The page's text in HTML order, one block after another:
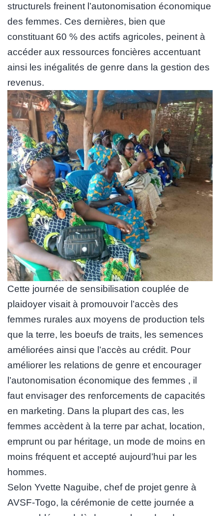
structurels freinent l’autonomisation économique
des femmes. Ces dernières, bien que
constituant 60 % des actifs agricoles, peinent à
accéder aux ressources foncières accentuant
ainsi les inégalités de genre dans la gestion des
revenus.
Cette journée de sensibilisation couplée de
plaidoyer visait à promouvoir l’accès des
femmes rurales aux moyens de production tels
que la terre, les boeufs de traits, les semences
améliorées ainsi que l’accès au crédit. Pour
améliorer les relations de genre et encourager
l’autonomisation économique des femmes , il
faut envisager des renforcements de capacités
en marketing. Dans la plupart des cas, les
femmes accèdent à la terre par achat, location,
emprunt ou par héritage, un mode de moins en
moins fréquent et accepté aujourd’hui par les
hommes.
Selon Yvette Naguibe, chef de projet genre à
AVSF-Togo, la cérémonie de cette journée a